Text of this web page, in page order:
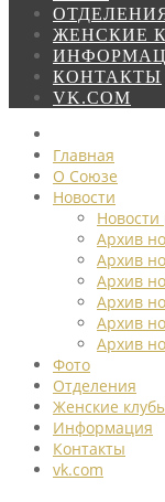
ЖЕНСКИЕ
КОНТАКТЫ
VK.COM
Главная
О Союзе
Новости
Архив
Архив
Архив
Архив
Архив
Архив
Фото
Отделения
Женские
Информация
Контакты
vk.com